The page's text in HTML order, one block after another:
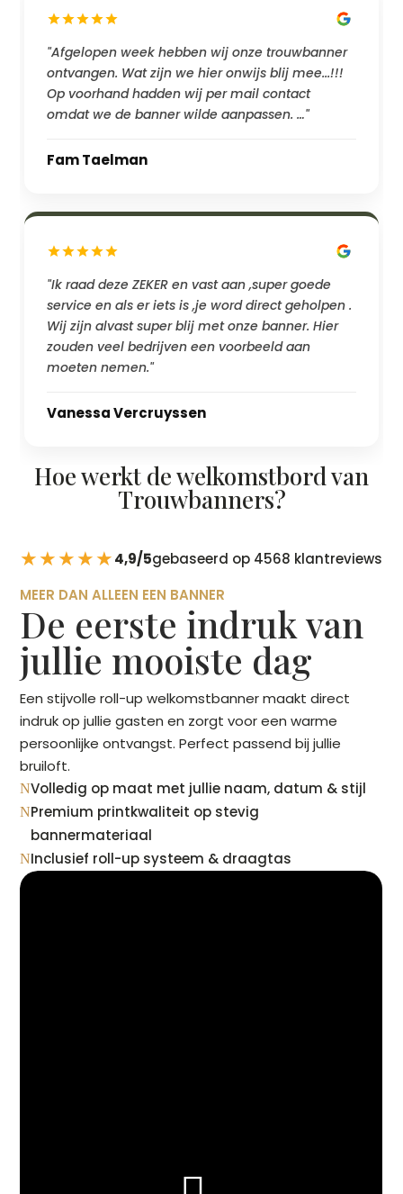
"Afgelopen week hebben wij onze trouwbanner
ontvangen. Wat zijn we hier onwijs blij mee...!!!
Op voorhand hadden wij per mail contact
omdat we de banner wilde aanpassen. …"
Fam Taelman
"Ik raad deze ZEKER en vast aan ,super goede
service en als er iets is ,je word direct geholpen .
Wij zijn alvast super blij met onze banner. Hier
zouden veel bedrijven een voorbeeld aan
moeten nemen."
Vanessa Vercruyssen
Hoe werkt de welkomstbord van
Trouwbanners?
★★★★★4,9/5gebaseerd op 4568 klantreviews
MEER DAN ALLEEN EEN BANNER
De eerste indruk van
jullie mooiste dag
Een stijvolle roll-up welkomstbanner maakt direct
indruk op jullie gasten en zorgt voor een warme
persoonlijke ontvangst. Perfect passend bij jullie
bruiloft.
NVolledig op maat met jullie naam, datum & stijl
NPremium printkwaliteit op stevig
bannermateriaal
NInclusief roll-up systeem & draagtas